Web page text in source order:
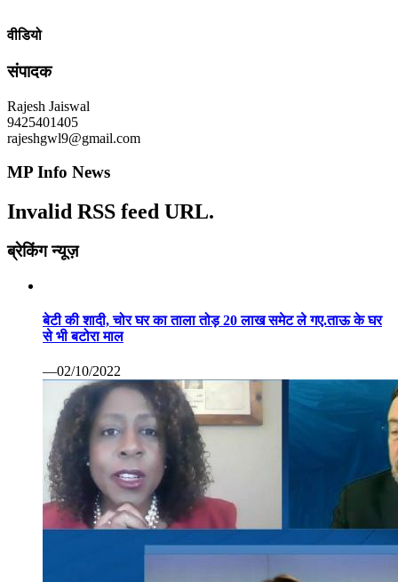
वीडियो
संपादक
Rajesh Jaiswal
9425401405
rajeshgwl9@gmail.com
MP Info News
Invalid RSS feed URL.
ब्रेकिंग न्यूज़
बेटी की शादी, चोर घर का ताला तोड़ 20 लाख समेट ले गए.ताऊ के घर
से भी बटोरा माल
—02/10/2022